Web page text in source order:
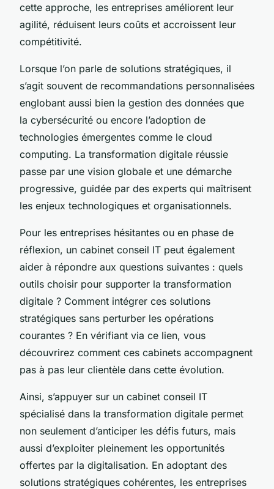
cette approche, les entreprises améliorent leur
agilité, réduisent leurs coûts et accroissent leur
compétitivité.
Lorsque l’on parle de solutions stratégiques, il
s’agit souvent de recommandations personnalisées
englobant aussi bien la gestion des données que
la cybersécurité ou encore l’adoption de
technologies émergentes comme le cloud
computing. La transformation digitale réussie
passe par une vision globale et une démarche
progressive, guidée par des experts qui maîtrisent
les enjeux technologiques et organisationnels.
Pour les entreprises hésitantes ou en phase de
réflexion, un cabinet conseil IT peut également
aider à répondre aux questions suivantes : quels
outils choisir pour supporter la transformation
digitale ? Comment intégrer ces solutions
stratégiques sans perturber les opérations
courantes ? En vérifiant via ce lien, vous
découvrirez comment ces cabinets accompagnent
pas à pas leur clientèle dans cette évolution.
Ainsi, s’appuyer sur un cabinet conseil IT
spécialisé dans la transformation digitale permet
non seulement d’anticiper les défis futurs, mais
aussi d’exploiter pleinement les opportunités
offertes par la digitalisation. En adoptant des
solutions stratégiques cohérentes, les entreprises